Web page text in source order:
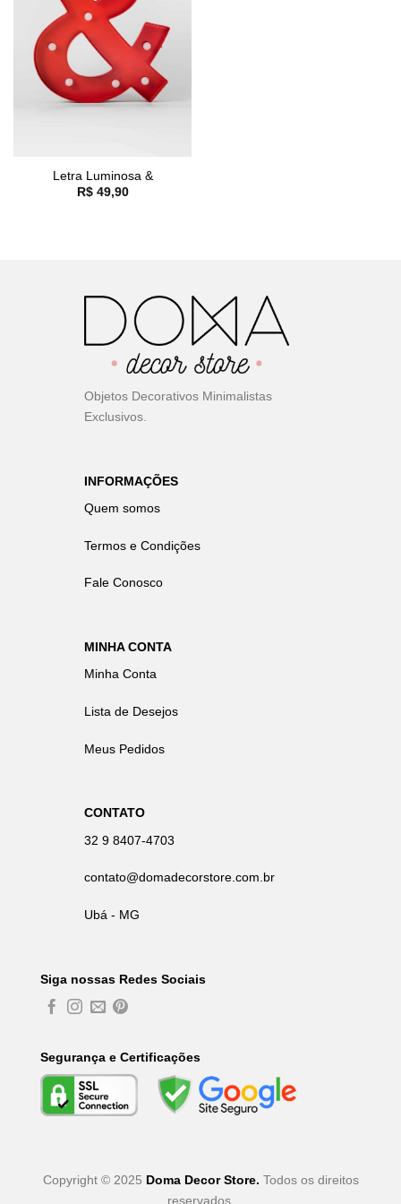
Letra Luminosa &
R$49,90
Objetos Decorativos Minimalistas
Exclusivos.
INFORMAÇÕES
Quem somos
Termos e Condições
Fale Conosco
MINHA CONTA
Minha Conta
Lista de Desejos
Meus Pedidos
CONTATO
32 9 8407-4703
contato@domadecorstore.com.br
Ubá - MG
Siga nossas Redes Sociais
Segurança e Certificações
Copyright © 2025 Doma Decor Store. Todos os direitos
reservados.